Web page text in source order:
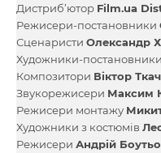
Дистриб’ютор Film.ua
Режисери-постановники
Сценаристи Олександр
Художники-постановники
Композитори Віктор
Звукорежисери Максим
Режисери монтажу
Художники з костюмів
Режисери Андрій